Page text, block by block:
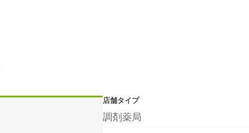
店舗タイプ
調剤薬局